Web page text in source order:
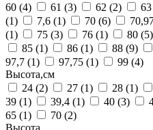
60 (4) 61 (3) 62 (2) 63
(1)
7,6 (1) 70 (6)
(1)
75 (3) 76 (1) 80 (5)
85 (1) 86 (1) 88 (9)
97,7 (1) 97,75 (1) 99 (4)
Высота,см
24 (2) 27 (1) 28 (1)
39 (1) 39,4 (1) 40 (3)
65 (1) 70 (2)
Высота